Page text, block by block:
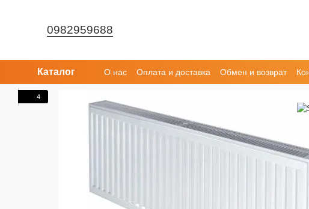
0982959688
Каталог О нас Оплата и доставка Обмен и возврат
4